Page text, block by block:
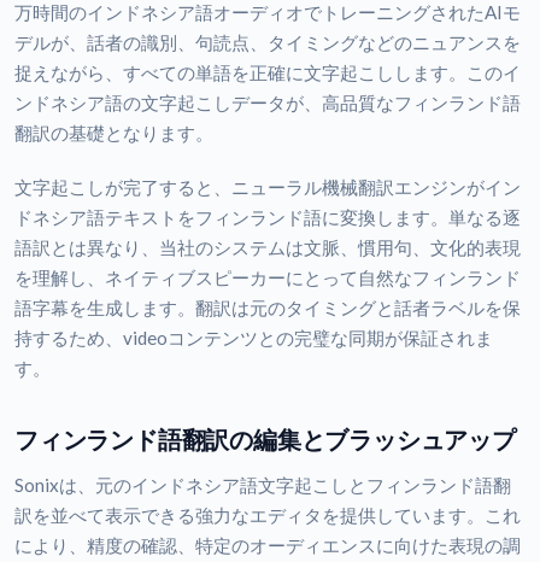
万時間のインドネシア語オーディオでトレーニングされたAIモ
デルが、話者の識別、句読点、タイミングなどのニュアンスを
捉えながら、すべての単語を正確に文字起こしします。このイ
ンドネシア語の文字起こしデータが、高品質なフィンランド語
翻訳の基礎となります。
文字起こしが完了すると、ニューラル機械翻訳エンジンがイン
ドネシア語テキストをフィンランド語に変換します。単なる逐
語訳とは異なり、当社のシステムは文脈、慣用句、文化的表現
を理解し、ネイティブスピーカーにとって自然なフィンランド
語字幕を生成します。翻訳は元のタイミングと話者ラベルを保
持するため、videoコンテンツとの完璧な同期が保証されま
す。
フィンランド語翻訳の編集とブラッシュアップ
Sonixは、元のインドネシア語文字起こしとフィンランド語翻
訳を並べて表示できる強力なエディタを提供しています。これ
により、精度の確認、特定のオーディエンスに向けた表現の調